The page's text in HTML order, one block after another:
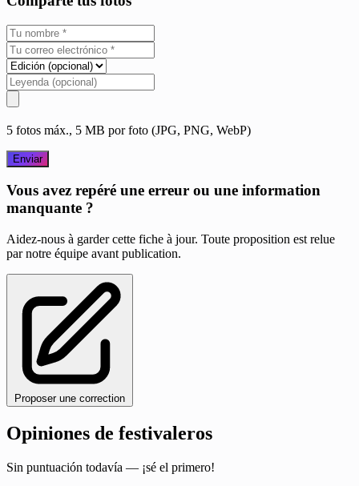
5 fotos máx., 5 MB por foto (JPG, PNG, WebP)
Enviar
Vous avez repéré une erreur ou une information
manquante ?
Aidez-nous à garder cette fiche à jour. Toute proposition est relue
par notre équipe avant publication.
Proposer une correction
Opiniones de festivaleros
Sin puntuación todavía — ¡sé el primero!